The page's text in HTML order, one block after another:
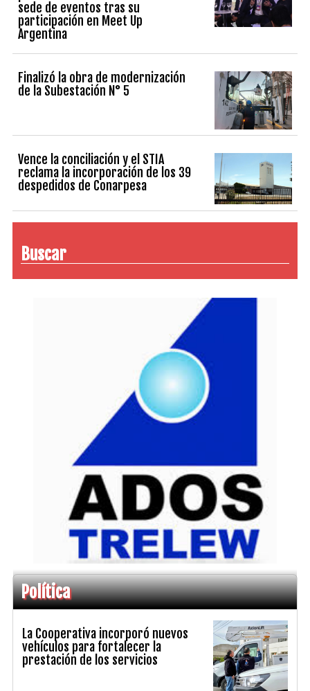
sede de eventos tras su
participación en Meet Up
Argentina
Finalizó la obra de modernización
de la Subestación N° 5
Vence la conciliación y el STIA
reclama la incorporación de los 39
despedidos de Conarpesa
Buscar
Política
La Cooperativa incorporó nuevos
vehículos para fortalecer la
prestación de los servicios